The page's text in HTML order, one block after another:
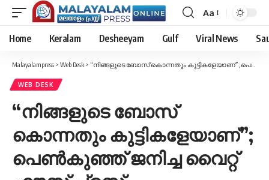
Font
Resizer
Aa
Home Keralam Desheeyam Gulf Viral News
Malayalampress > Web Desk > “നിങ്ങളുടെ ബോസ് കൊന്നതും കുട്ടികളേയാണ്”; പെണ്‍കുഞ്ഞ് ജനിച്ച വൈറ്റ് ഹൗസ് പ്രസ് സെക്രട്ടറിയോട് ഇറാന്‍
WEB DESK
“നിങ്ങളുടെ ബോസ്
കൊന്നതും കുട്ടികളേയാണ്”;
പെണ്‍കുഞ്ഞ് ജനിച്ച വൈറ്റ്